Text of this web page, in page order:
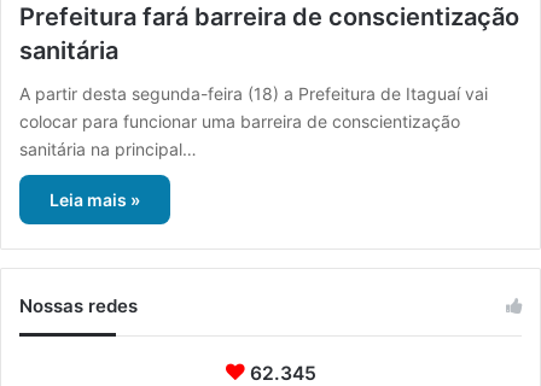
Prefeitura fará barreira de conscientização
sanitária
A partir desta segunda-feira (18) a Prefeitura de Itaguaí vai
colocar para funcionar uma barreira de conscientização
sanitária na principal…
Leia mais »
Nossas redes
62.345